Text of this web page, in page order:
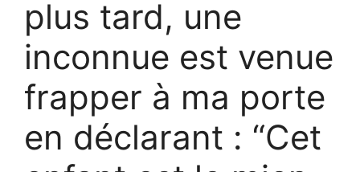
plus tard, une
inconnue est venue
frapper à ma porte
en déclarant : “Cet